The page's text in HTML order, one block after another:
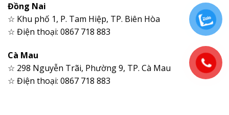
Đồng Nai
☆ Khu phố 1, P. Tam Hiệp, TP. Biên Hòa
☆ Điện thoại: 0867 718 883
Cà Mau
☆ 298 Nguyễn Trãi, Phường 9, TP. Cà Mau
☆ Điện thoại: 0867 718 883